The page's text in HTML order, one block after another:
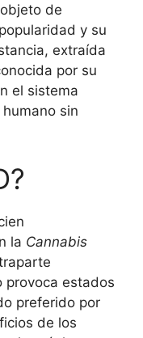
de
y su
extraída
por su
el sistema
sin
la Cannabis
provoca estados
preferido por
de los